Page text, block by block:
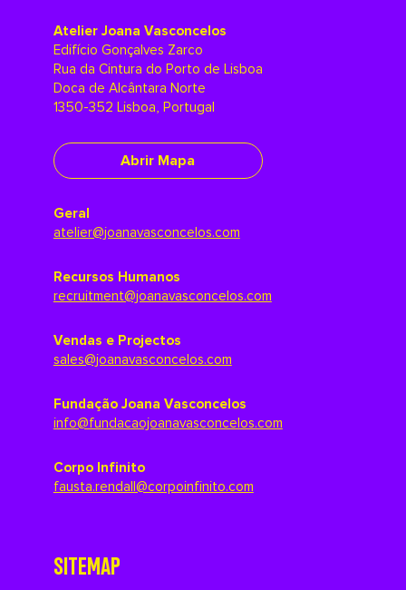
Atelier Joana Vasconcelos
Edifício Gonçalves Zarco
Rua da Cintura do Porto de Lisboa
Doca de Alcântara Norte
1350-352 Lisboa, Portugal
Abrir Mapa
Geral
atelier@joanavasconcelos.com
Recursos Humanos
recruitment@joanavasconcelos.com
Vendas e Projectos
sales@joanavasconcelos.com
Fundação Joana Vasconcelos
info@fundacaojoanavasconcelos.com
Corpo Infinito
fausta.rendall@corpoinfinito.com
SITEMAP